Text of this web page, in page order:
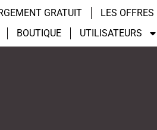
GRATUIT
LES OFFRES
BOUTIQUE UTILISATEURS